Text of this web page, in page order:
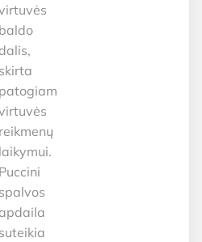
baldo
dalis,
skirta
patogiam
reikmenų
laikymui.
Puccini
spalvos
apdaila
suteikia